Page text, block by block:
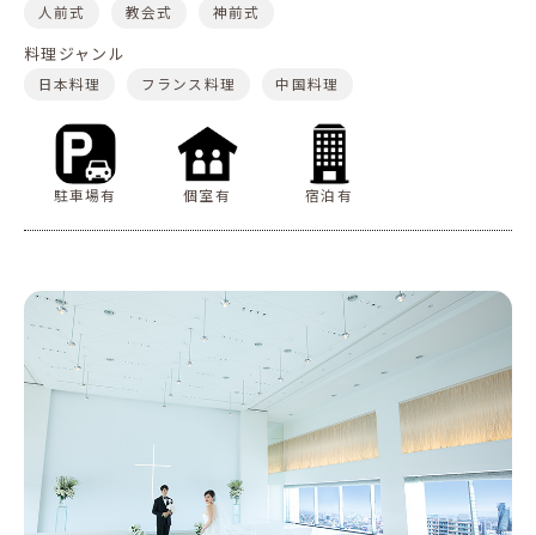
人前式 教会式 神前式
料理ジャンル
日本料理 フランス料理 中国料理
駐車場有 個室有 宿泊有